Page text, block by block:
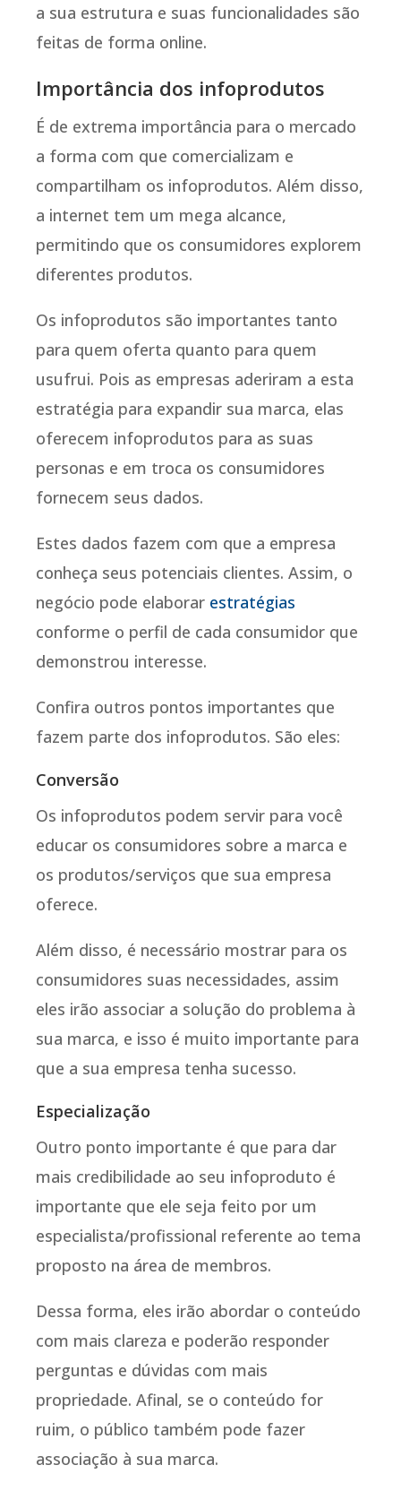
a sua estrutura e suas funcionalidades são
feitas de forma online.
Importância dos infoprodutos
É de extrema importância para o mercado
a forma com que comercializam e
compartilham os infoprodutos. Além disso,
a internet tem um mega alcance,
permitindo que os consumidores explorem
diferentes produtos.
Os infoprodutos são importantes tanto
para quem oferta quanto para quem
usufrui. Pois as empresas aderiram a esta
estratégia para expandir sua marca, elas
oferecem infoprodutos para as suas
personas e em troca os consumidores
fornecem seus dados.
Estes dados fazem com que a empresa
conheça seus potenciais clientes. Assim, o
negócio pode elaborar estratégias
conforme o perfil de cada consumidor que
demonstrou interesse.
Confira outros pontos importantes que
fazem parte dos infoprodutos. São eles:
Conversão
Os infoprodutos podem servir para você
educar os consumidores sobre a marca e
os produtos/serviços que sua empresa
oferece.
Além disso, é necessário mostrar para os
consumidores suas necessidades, assim
eles irão associar a solução do problema à
sua marca, e isso é muito importante para
que a sua empresa tenha sucesso.
Especialização
Outro ponto importante é que para dar
mais credibilidade ao seu infoproduto é
importante que ele seja feito por um
especialista/profissional referente ao tema
proposto na área de membros.
Dessa forma, eles irão abordar o conteúdo
com mais clareza e poderão responder
perguntas e dúvidas com mais
propriedade. Afinal, se o conteúdo for
ruim, o público também pode fazer
associação à sua marca.